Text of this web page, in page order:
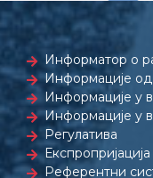
Информатор о
Информације од
Информације у
Информације у
Регулатива
Експропријација
Референтни